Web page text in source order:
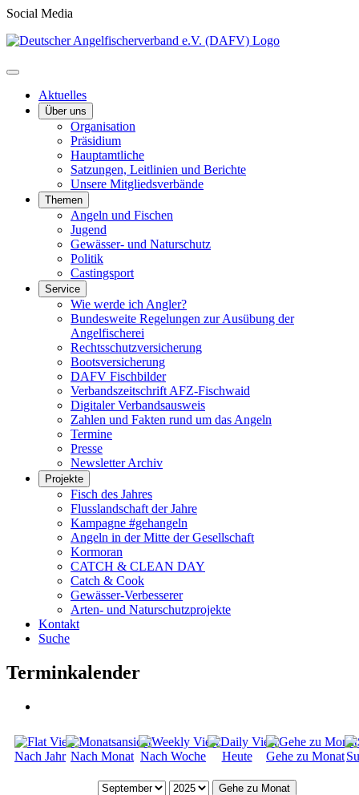
Social Media
Aktuelles
Über uns
Organisation
Präsidium
Hauptamtliche
Satzungen, Leitlinien und Berichte
Unsere Mitgliedsverbände
Themen
Angeln und Fischen
Jugend
Gewässer- und Naturschutz
Politik
Castingsport
Service
Wie werde ich Angler?
Bundesweite Regelungen zur Ausübung der
Angelfischerei
Rechtsschutzversicherung
Bootsversicherung
DAFV Fischbilder
Verbandszeitschrift AFZ-Fischwaid
Digitaler Verbandsausweis
Zahlen und Fakten rund um das Angeln
Termine
Presse
Newsletter Archiv
Projekte
Fisch des Jahres
Flusslandschaft der Jahre
Kampagne #gehangeln
Angeln in der Mitte der Gesellschaft
Kormoran
CATCH & CLEAN DAY
Catch & Cook
Gewässer-Verbesserer
Arten- und Naturschutzprojekte
Kontakt
Suche
Terminkalender
Nach Jahr Nach Monat Nach Woche Heute Gehe zu Monat
Gehe zu Monat